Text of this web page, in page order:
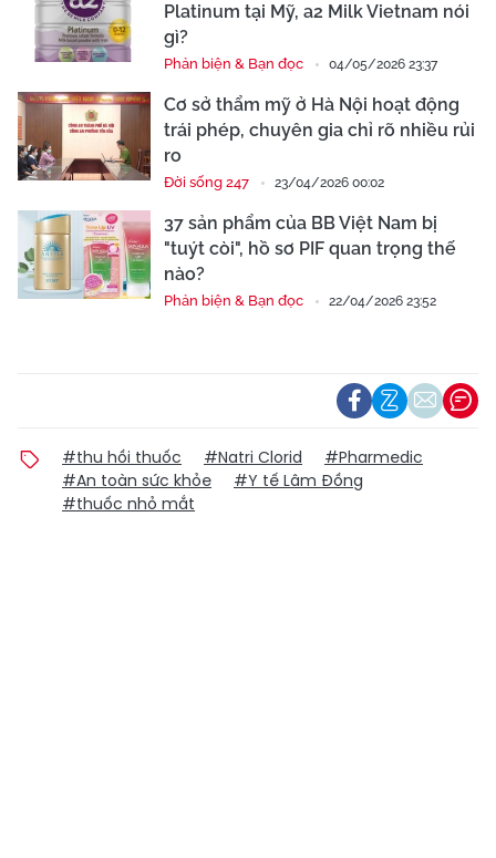
Platinum tại Mỹ, a2 Milk Vietnam nói
gì?
Phản biện & Bạn đọc 04/05/2026 23:37
Cơ sở thẩm mỹ ở Hà Nội hoạt động
trái phép, chuyên gia chỉ rõ nhiều rủi
ro
Đời sống 247 23/04/2026 00:02
37 sản phẩm của BB Việt Nam bị
"tuýt còi", hồ sơ PIF quan trọng thế
nào?
Phản biện & Bạn đọc 22/04/2026 23:52
#thu hồi thuốc #Natri Clorid
#Pharmedic
#An toàn sức khỏe
#Y tế Lâm Đồng
#thuốc nhỏ mắt